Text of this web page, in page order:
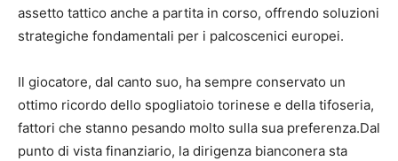
assetto tattico anche a partita in corso, offrendo soluzioni
strategiche fondamentali per i palcoscenici europei.
Il giocatore, dal canto suo, ha sempre conservato un
ottimo ricordo dello spogliatoio torinese e della tifoseria,
fattori che stanno pesando molto sulla sua preferenza.Dal
punto di vista finanziario, la dirigenza bianconera sta